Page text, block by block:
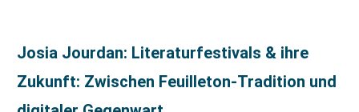
Josia Jourdan: Literaturfestivals & ihre
Zukunft: Zwischen Feuilleton-Tradition und